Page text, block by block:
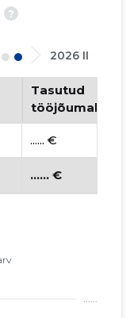
?
2026 II
Tasutud
tööjõumaksud
...... €
...... €